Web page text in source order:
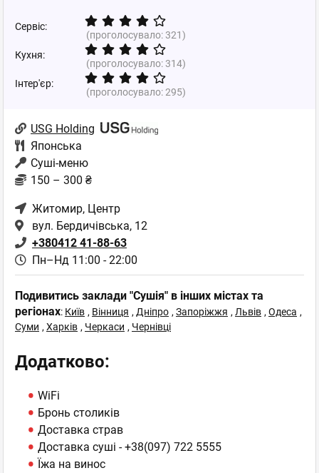
Сервіс:
(проголосувало:321)
Кухня:
(проголосувало:314)
Інтер'єр:
(проголосувало:295)
USG Holding
Японська
Суші-меню
150 – 300 ₴
Житомир, Центр
вул. Бердичівська, 12
+380412 41-88-63
Пн–Нд 11:00 - 22:00
Подивитись заклади "Сушія" в інших містах та
регіонах: Київ , Вінниця , Дніпро , Запоріжжя , Львів , Одеса ,
Суми , Харків , Черкаси , Чернівці
Додатково:
WiFi
Бронь столиків
Доставка страв
Доставка суші -+38(097) 722 5555
Їжа на винос